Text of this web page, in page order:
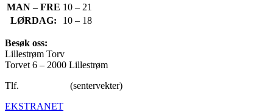
MAN – FRE 10 – 21
LØRDAG:
10 – 18
Besøk oss:
Lillestrøm Torv
Torvet 6 – 2000 Lillestrøm
Tlf.
(sentervekter)
EKSTRANET